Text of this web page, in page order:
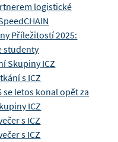
logistické
Příležitostí 2025:
studenty
Skupiny ICZ
s ICZ
se letos konal opět za
ICZ
s ICZ
s ICZ